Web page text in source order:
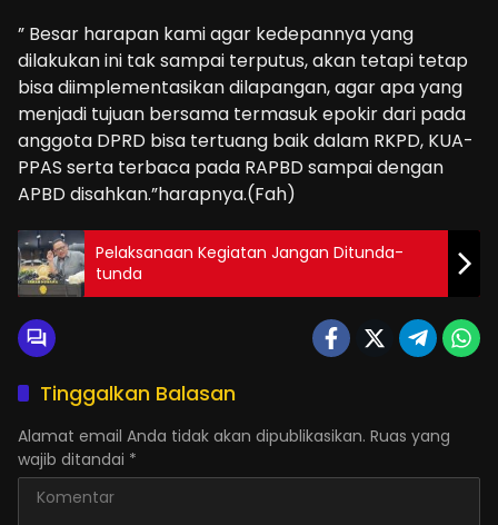
” Besar harapan kami agar kedepannya yang
dilakukan ini tak sampai terputus, akan tetapi tetap
bisa diimplementasikan dilapangan, agar apa yang
menjadi tujuan bersama termasuk epokir dari pada
anggota DPRD bisa tertuang baik dalam RKPD, KUA-
PPAS serta terbaca pada RAPBD sampai dengan
APBD disahkan.”harapnya.(Fah)
Pelaksanaan Kegiatan Jangan Ditunda-
tunda
Tinggalkan Balasan
Alamat email Anda tidak akan dipublikasikan. Ruas yang
wajib ditandai *